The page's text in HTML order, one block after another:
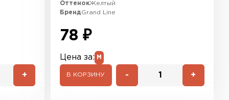
+
ОттенокЖелтый
БрендGrand Line
78 ₽
Цена за: М
В КОРЗИНУ - +